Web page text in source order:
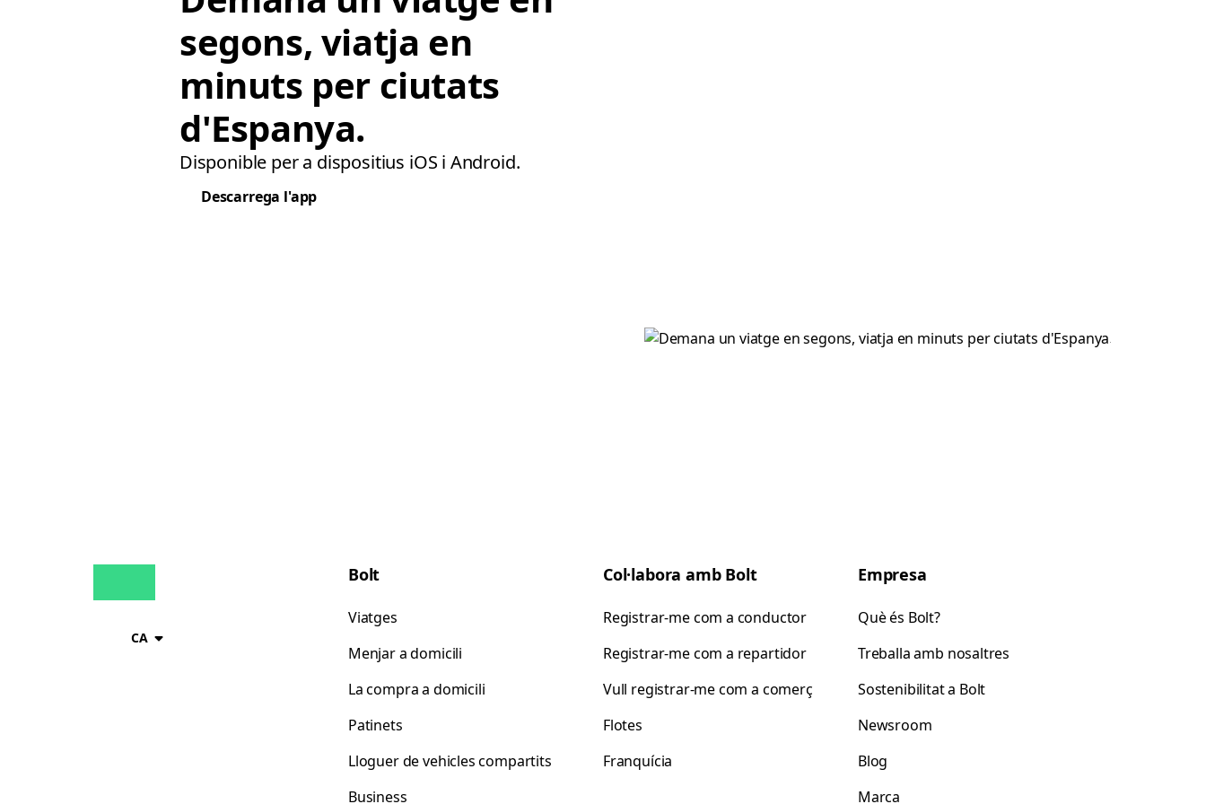
segons, viatja en
minuts per ciutats
d'Espanya.
Disponible per a dispositius iOS i Android.
Descarrega l'app
CA
Bolt
Viatges
Menjar a domicili
La compra a domicili
Patinets
Lloguer de vehicles compartits
Business
Col·labora amb Bolt
Registrar-me com a conductor
Registrar-me com a repartidor
Vull registrar-me com a comerç
Flotes
Franquícia
Empresa
Què és Bolt?
Treballa amb nosaltres
Sostenibilitat a Bolt
Newsroom
Blog
Marca